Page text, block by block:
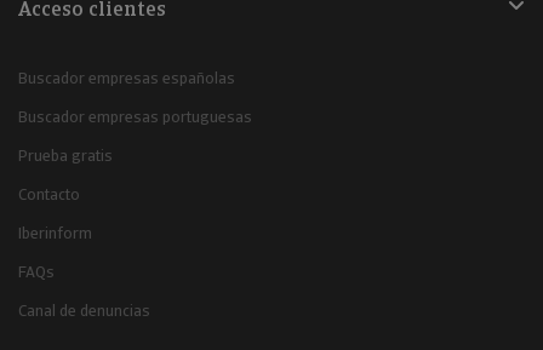
Acceso clientes
Buscador empresas españolas
Buscador empresas portuguesas
Prueba gratis
Contacto
Iberinform
FAQs
Canal de denuncias